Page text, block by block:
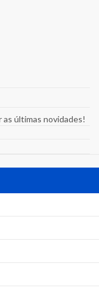
as últimas novidades!